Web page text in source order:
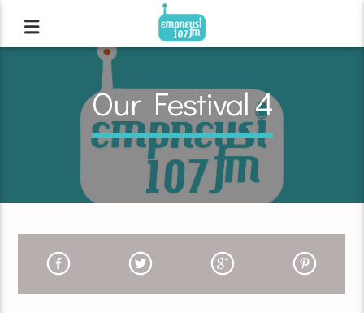
Our Festival 4